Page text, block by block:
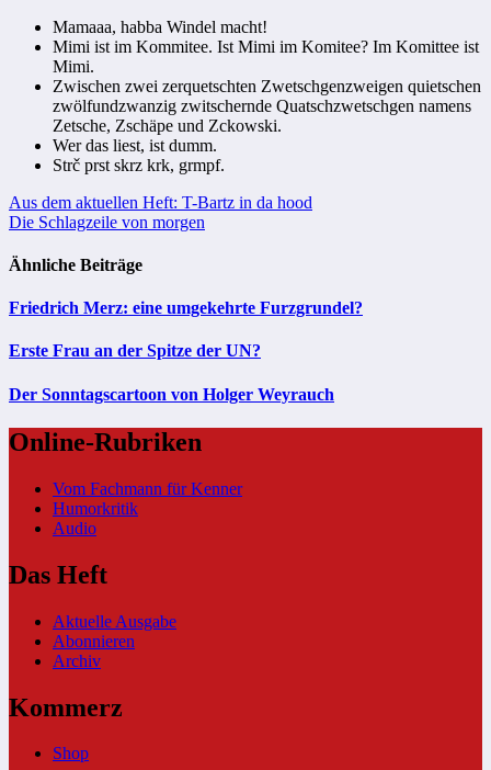
Mamaaa, habba Windel macht!
Mimi ist im Kommitee. Ist Mimi im Komitee? Im Komittee ist
Mimi.
Zwischen zwei zerquetschten Zwetschgenzweigen quietschen
zwölfundzwanzig zwitschernde Quatschzwetschgen namens
Zetsche, Zschäpe und Zckowski.
Wer das liest, ist dumm.
Strč prst skrz krk, grmpf.
Beitragsnavigation
Aus dem aktuellen Heft: T-Bartz in da hood
Die Schlagzeile von morgen
Ähnliche Beiträge
Friedrich Merz: eine umgekehrte Furzgrundel?
Erste Frau an der Spitze der UN?
Der Sonntagscartoon von Holger Weyrauch
Online-Rubriken
Vom Fachmann für Kenner
Humorkritik
Audio
Das Heft
Aktuelle Ausgabe
Abonnieren
Archiv
Kommerz
Shop